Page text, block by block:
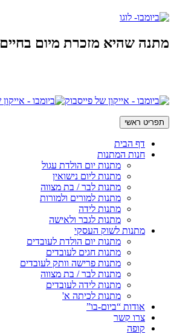
מתנה שהיא מזכרת מיום בחיים
תפריט ראשי
דף הבית
חנות המתנות
מתנות יום הולדת עגול
מתנות ליום נישואין
מתנות לבר / בת מצווה
מתנות למורים ולמורות
מתנות לידה
מתנות לגבר ולאישה
מתנות לשוק העסקי
מתנות יום הולדת לעובדים
מתנות חגים לעובדים
מתנות פרישה וותק לעובדים
מתנות לבר / בת מצווה
מתנות לידה לעובדים
מתנות לכיתה א'
אודות “ביום-בו”
צרו קשר
קופה